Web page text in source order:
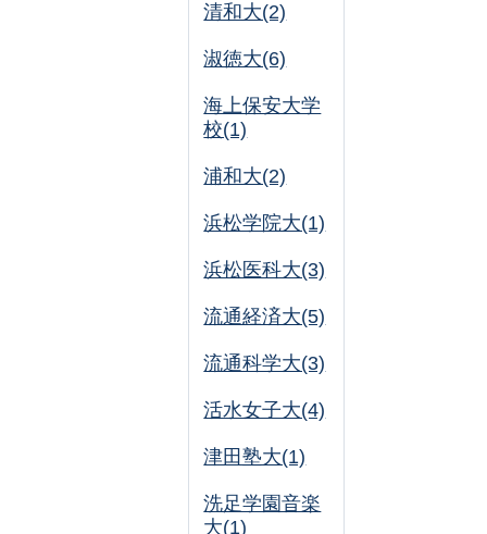
清和大(2)
淑徳大(6)
海上保安大学
校(1)
浦和大(2)
浜松学院大(1)
浜松医科大(3)
流通経済大(5)
流通科学大(3)
活水女子大(4)
津田塾大(1)
洗足学園音楽
大(1)